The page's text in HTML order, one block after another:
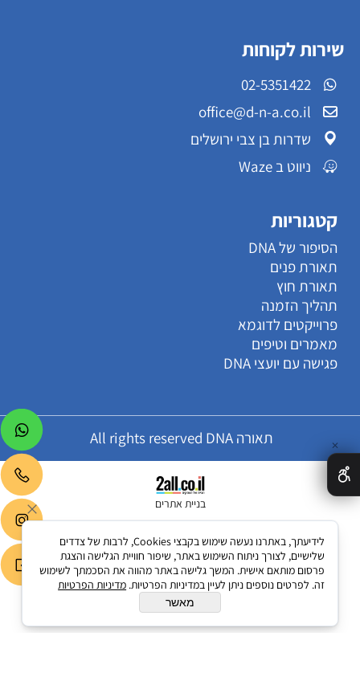
שירות לקוחות
02-5351422
office@d-n-a.co.il
שדרות בן צבי ירושלים
ניווט ב Waze
קטגוריות
הסיפור של DNA
תאורת פנים
תאורת חוץ
תהליך הזמנה
פרוייקטים לדוגמא
מאמרים וטיפים
פגישה עם יועצי DNA
תאורה All rights reserved DNA
בניית אתרים
✕
לידיעתך, באתרנו נעשה שימוש בקבצי Cookies, לרבות של צדדים
שלישיים, לצורך ניתוח השימוש באתר, שיפור חוויית הגלישה והצגת
פרסום מותאם אישית. המשך גלישה באתר מהווה את הסכמתך לשימוש
זה. לפרטים נוספים ניתן לעיין במדיניות הפרטיות. מדיניות הפרטיות
מאשר